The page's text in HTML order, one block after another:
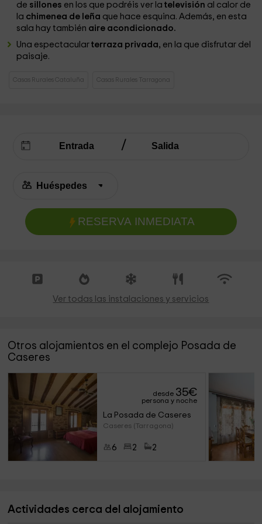
de sillones en los que podréis ver latelevisión al calor de
la chimenea de leña que hace esquina. Además, en esta
sala hay también aire acondicionado.
Una espectacularterraza privada, en la que disfrutar del
paisaje.
Casas Rurales Cataluña Casas Rurales Tarragona
RESERVA INMEDIATA
Ver todas las instalaciones y servicios
Otros alojamientos en el complejo Posada de
Caseres
desde 35€
persona y noche
La Posada de Caseres
Caseres (Tarragona)
6 2 2
Actividades cerca del alojamiento